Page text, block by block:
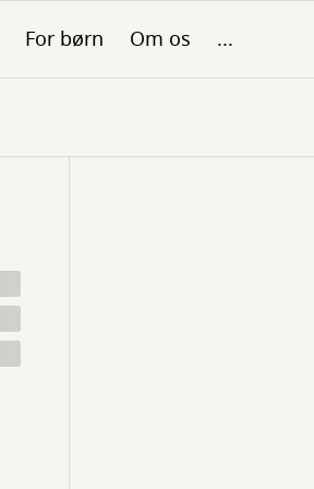
For børn Om os ...